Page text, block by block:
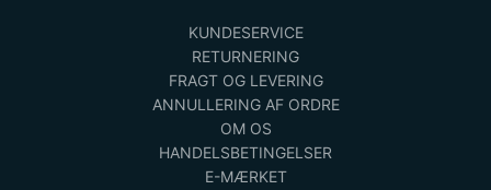
KUNDESERVICE
RETURNERING
FRAGT OG LEVERING
ANNULLERING AF ORDRE
OM OS
HANDELSBETINGELSER
E-MÆRKET